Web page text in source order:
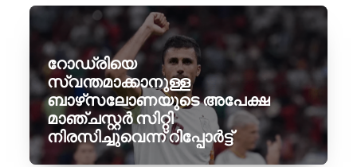
റോഡ്രിയെ
സ്വന്തമാക്കാനുള്ള
ബാഴ്‌സലോണയുടെ അപേക്ഷ
മാഞ്ചസ്റ്റർ സിറ്റി
നിരസിച്ചുവെന്ന് റിപ്പോർട്ട്